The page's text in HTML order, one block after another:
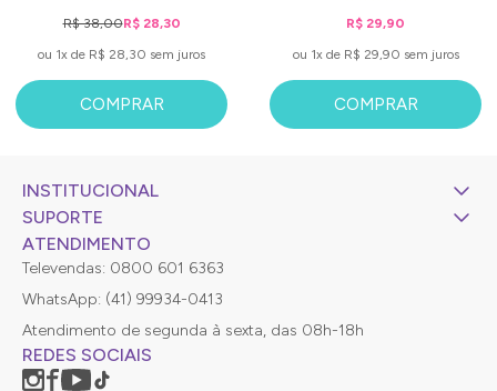
R$ 38,00R$ 28,30
ou 1x de R$ 28,30 sem juros
COMPRAR
R$ 29,90
ou 1x de R$ 29,90 sem juros
COMPRAR
INSTITUCIONAL
SUPORTE
ATENDIMENTO
Televendas: 0800 601 6363
WhatsApp: (41) 99934-0413
Atendimento de segunda à sexta, das 08h-18h
REDES SOCIAIS